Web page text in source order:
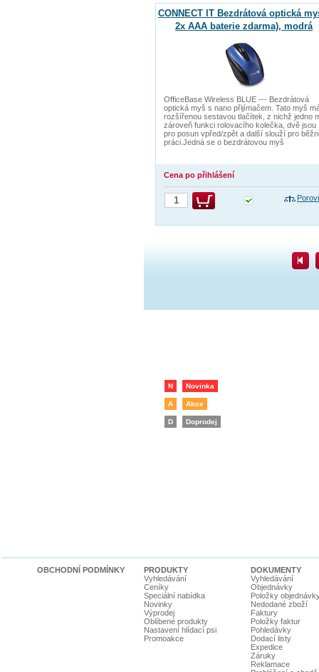
CONNECT IT Bezdrátová optická
2x AAA baterie zdarma), modrá
OfficeBase Wireless BLUE --- Bezdrátová
optická myš s nano přijímačem. Tato myš
rozšířenou sestavou tlačítek, z nichž jedno
zároveň funkci rolovacího kolečka, dvě jsou
pro posun vpřed/zpět a další slouží pro
práci.Jedná se o bezdrátovou myš
Cena po přihlášení
N Novinka
A Akce
D Doprodej
OBCHODNÍ PODMÍNKY
PRODUKTY
Vyhledávání
Ceníky
Speciální nabídka
Novinky
Výprodej
Oblíbené produkty
Nastavení hlídací psi
Promoakce
DOKUMENTY
Vyhledávání
Objednávky
Položky
Nedodané zboží
Faktury
Položky faktur
Pohledávky
Dodací listy
Expedice
Záruky
Reklamace